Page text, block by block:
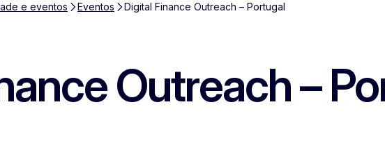
e eventos Eventos Digital Finance Outreach – Portugal
Outreach –